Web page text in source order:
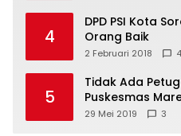
4
DPD PSI Kota
Orang Baik
2 Februari 2018 4
5
Tidak Ada
Puskesmas
29 Mei 2019 3